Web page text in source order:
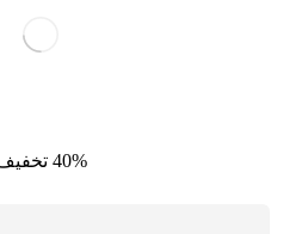
40% تخفیف